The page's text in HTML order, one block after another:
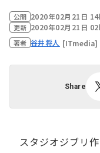
公開 2020年02月21日
更新 2020年02月21日
著者 谷井将人 [ITmedia]
Share
スタジオジブリ